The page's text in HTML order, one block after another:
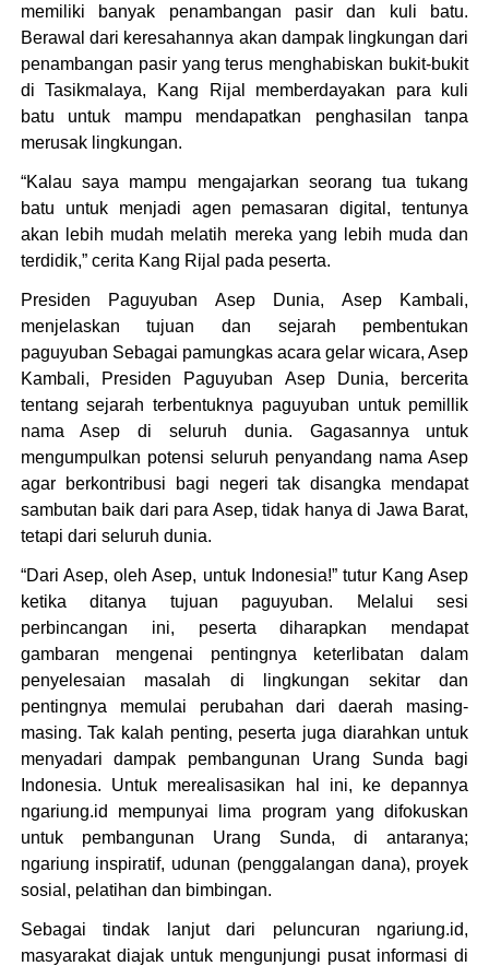
memiliki banyak penambangan pasir dan kuli batu.
Berawal dari keresahannya akan dampak lingkungan dari
penambangan pasir yang terus menghabiskan bukit-bukit
di Tasikmalaya, Kang Rijal memberdayakan para kuli
batu untuk mampu mendapatkan penghasilan tanpa
merusak lingkungan.
“Kalau saya mampu mengajarkan seorang tua tukang
batu untuk menjadi agen pemasaran digital, tentunya
akan lebih mudah melatih mereka yang lebih muda dan
terdidik,” cerita Kang Rijal pada peserta.
Presiden Paguyuban Asep Dunia, Asep Kambali,
menjelaskan tujuan dan sejarah pembentukan
paguyuban Sebagai pamungkas acara gelar wicara, Asep
Kambali, Presiden Paguyuban Asep Dunia, bercerita
tentang sejarah terbentuknya paguyuban untuk pemillik
nama Asep di seluruh dunia. Gagasannya untuk
mengumpulkan potensi seluruh penyandang nama Asep
agar berkontribusi bagi negeri tak disangka mendapat
sambutan baik dari para Asep, tidak hanya di Jawa Barat,
tetapi dari seluruh dunia.
“Dari Asep, oleh Asep, untuk Indonesia!” tutur Kang Asep
ketika ditanya tujuan paguyuban. Melalui sesi
perbincangan ini, peserta diharapkan mendapat
gambaran mengenai pentingnya keterlibatan dalam
penyelesaian masalah di lingkungan sekitar dan
pentingnya memulai perubahan dari daerah masing-
masing. Tak kalah penting, peserta juga diarahkan untuk
menyadari dampak pembangunan Urang Sunda bagi
Indonesia. Untuk merealisasikan hal ini, ke depannya
ngariung.id mempunyai lima program yang difokuskan
untuk pembangunan Urang Sunda, di antaranya;
ngariung inspiratif, udunan (penggalangan dana), proyek
sosial, pelatihan dan bimbingan.
Sebagai tindak lanjut dari peluncuran ngariung.id,
masyarakat diajak untuk mengunjungi pusat informasi di